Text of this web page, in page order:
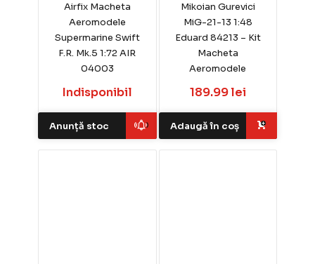
Airfix Macheta
Aeromodele
Supermarine Swift
F.R. Mk.5 1:72 AIR
04003
Indisponibil
Anunță stoc
Mikoian Gurevici
MiG-21-13 1:48
Eduard 84213 – Kit
Macheta
Aeromodele
189.99 lei
Adaugă în coș